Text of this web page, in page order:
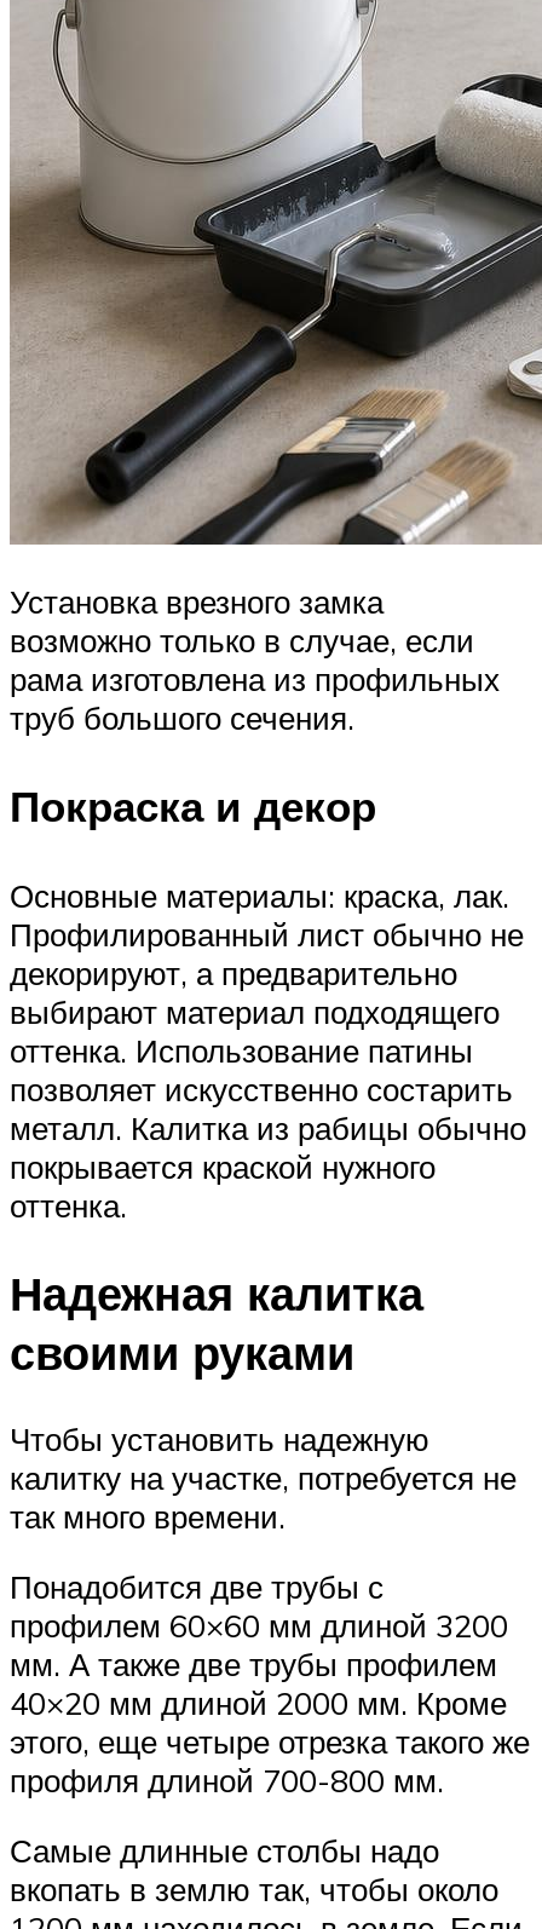
Установка врезного замка
возможно только в случае, если
рама изготовлена из профильных
труб большого сечения.
Покраска и декор
Основные материалы: краска, лак.
Профилированный лист обычно не
декорируют, а предварительно
выбирают материал подходящего
оттенка. Использование патины
позволяет искусственно состарить
металл. Калитка из рабицы обычно
покрывается краской нужного
оттенка.
Надежная калитка
своими руками
Чтобы установить надежную
калитку на участке, потребуется не
так много времени.
Понадобится две трубы с
профилем 60×60 мм длиной 3200
мм. А также две трубы профилем
40×20 мм длиной 2000 мм. Кроме
этого, еще четыре отрезка такого же
профиля длиной 700-800 мм.
Самые длинные столбы надо
вкопать в землю так, чтобы около